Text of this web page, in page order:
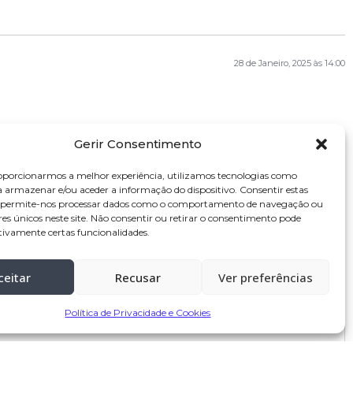
Gerir Consentimento
a melhor experiência, utilizamos tecnologias como
armazenar e/ou aceder a informação do dispositivo. Consentir estas
nos processar dados como o comportamento de navegação ou
únicos neste site. Não consentir ou retirar o consentimento pode
certas funcionalidades.
Recusar Ver preferências
Política de Privacidade e Cookies
28 de Janeiro, 2025 às 14:00